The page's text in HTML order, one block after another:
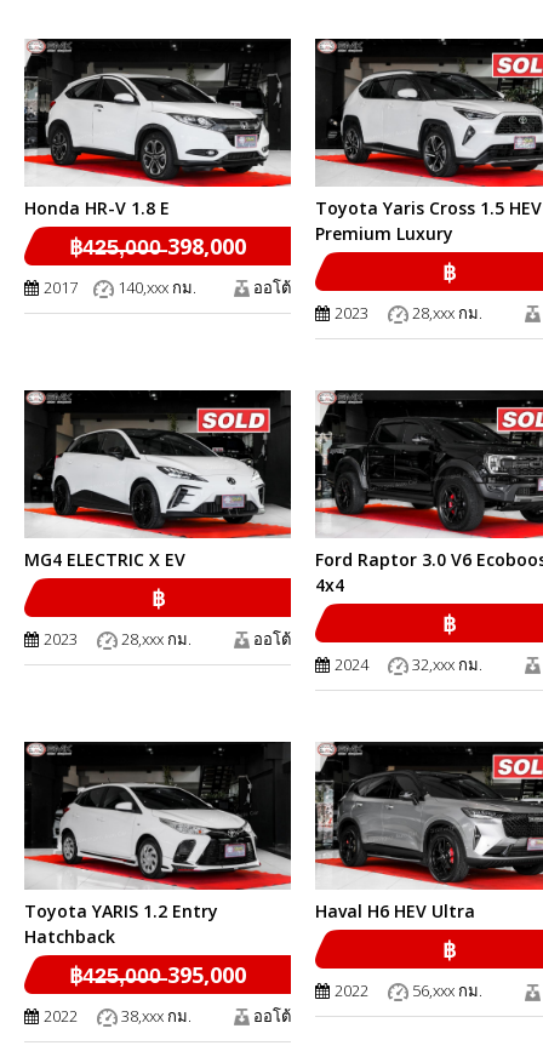
Honda HR-V 1.8 E
฿4̶2̶5̶,̶0̶0̶0̶ 398,000
2017 140,xxx กม. ออโต้
Toyota Yaris Cross 1.5 HEV
Premium Luxury
฿
2023 28,xxx กม.
MG4 ELECTRIC X EV
฿
2023 28,xxx กม. ออโต้
Ford Raptor 3.0 V6
4x4
฿
2024 32,xxx กม.
Toyota YARIS 1.2 Entry
Hatchback
฿4̶2̶5̶,̶0̶0̶0̶ 395,000
2022 38,xxx กม. ออโต้
Haval H6 HEV Ultra
฿
2022 56,xxx กม.